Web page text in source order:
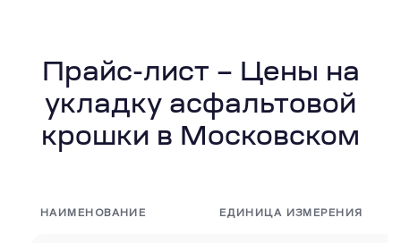
Прайс-лист – Цены на
укладку асфальтовой
крошки в Московском
НАИМЕНОВАНИЕ ЕДИНИЦА ИЗМЕРЕНИЯ